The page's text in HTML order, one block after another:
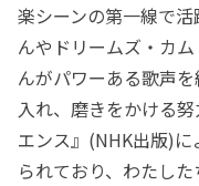
楽シーンの第一線で
んやドリームズ・カ
んがパワーある歌声
入れ、磨きをかける
エンス』(NHK出版)
られており、わたし